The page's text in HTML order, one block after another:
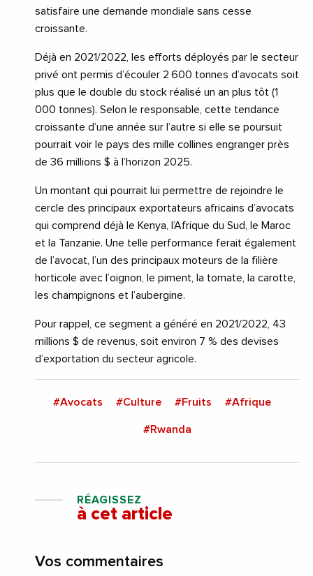
satisfaire une demande mondiale sans cesse
croissante.
Déjà en 2021/2022, les efforts déployés par le secteur
privé ont permis d’écouler 2 600 tonnes d’avocats soit
plus que le double du stock réalisé un an plus tôt (1
000 tonnes). Selon le responsable, cette tendance
croissante d’une année sur l’autre si elle se poursuit
pourrait voir le pays des mille collines engranger près
de 36 millions $ à l’horizon 2025.
Un montant qui pourrait lui permettre de rejoindre le
cercle des principaux exportateurs africains d’avocats
qui comprend déjà le Kenya, l’Afrique du Sud, le Maroc
et la Tanzanie. Une telle performance ferait également
de l’avocat, l’un des principaux moteurs de la filière
horticole avec l’oignon, le piment, la tomate, la carotte,
les champignons et l’aubergine.
Pour rappel, ce segment a généré en 2021/2022, 43
millions $ de revenus, soit environ 7 % des devises
d’exportation du secteur agricole.
#Avocats #Culture #Fruits #Afrique
#Rwanda
RÉAGISSEZ
à cet article
Vos commentaires